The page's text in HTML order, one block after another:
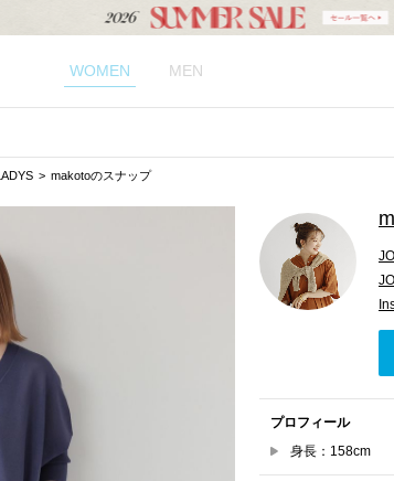
WOMEN MEN
makotoのスナップ
プロフィール
身長：158cm